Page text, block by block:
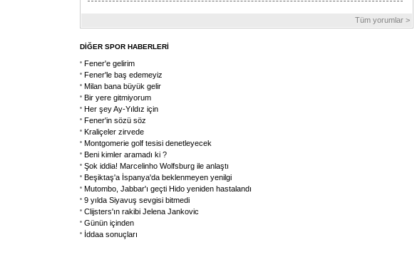
Tüm yorumlar >
DİĞER SPOR HABERLERİ
Fener'e gelirim
Fener'le baş edemeyiz
Milan bana büyük gelir
Bir yere gitmiyorum
Her şey Ay-Yıldız için
Fener'in sözü söz
Kraliçeler zirvede
Montgomerie golf tesisi denetleyecek
Beni kimler aramadı ki ?
Şok iddia! Marcelinho Wolfsburg ile anlaştı
Beşiktaş'a İspanya'da beklenmeyen yenilgi
Mutombo, Jabbar'ı geçti Hido yeniden hastalandı
9 yılda Siyavuş sevgisi bitmedi
Clijsters'ın rakibi Jelena Jankovic
Günün içinden
İddaa sonuçları